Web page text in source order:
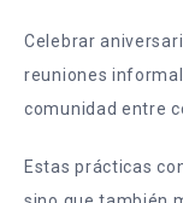
Celebrar
reuniones
comunidad entre
Estas prácticas